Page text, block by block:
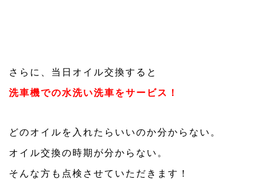
さらに、当日オイル交換すると
洗車機での水洗い洗車をサービス！
どのオイルを入れたらいいのか分からない。
オイル交換の時期が分からない。
そんな方も点検させていただきます！